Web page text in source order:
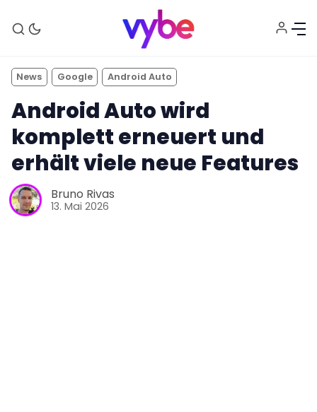
News Google Android Auto
Android Auto wird
komplett erneuert und
erhält viele neue Features
Bruno Rivas
13. Mai 2026